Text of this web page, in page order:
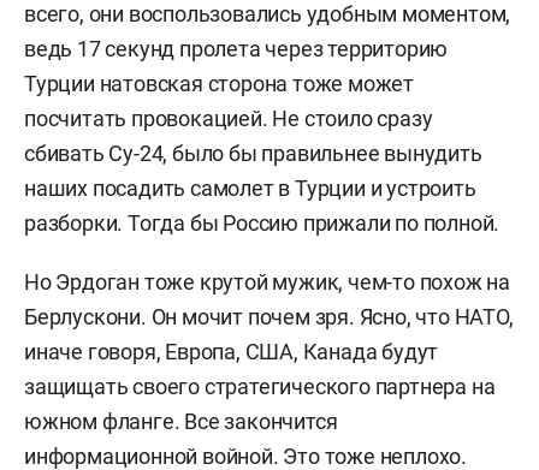
всего, они воспользовались удобным моментом,
ведь 17 секунд пролета через территорию
Турции натовская сторона тоже может
посчитать провокацией. Не стоило сразу
сбивать Су-24, было бы правильнее вынудить
наших посадить самолет в Турции и устроить
разборки. Тогда бы Россию прижали по полной.
Но Эрдоган тоже крутой мужик, чем-то похож на
Берлускони. Он мочит почем зря. Ясно, что НАТО,
иначе говоря, Европа, США, Канада будут
защищать своего стратегического партнера на
южном фланге. Все закончится
информационной войной. Это тоже неплохо.